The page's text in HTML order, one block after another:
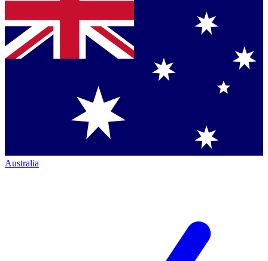
Australia